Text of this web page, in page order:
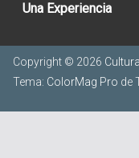
Una Experiencia
Copyright © 2026
Tema: ColorMag Pro de